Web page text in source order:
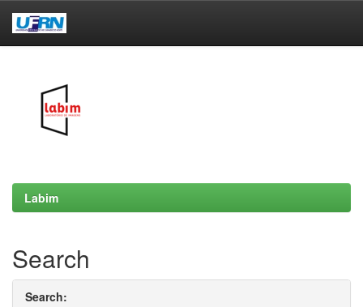
Labim
Search
Search: